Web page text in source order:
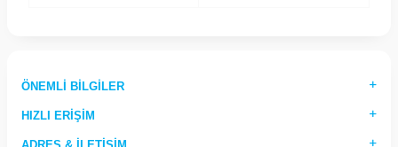
ÖNEMLI BILGILER
HIZLI ERIŞIM